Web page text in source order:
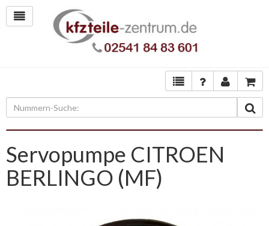
Servopumpe CITROEN
BERLINGO (MF)